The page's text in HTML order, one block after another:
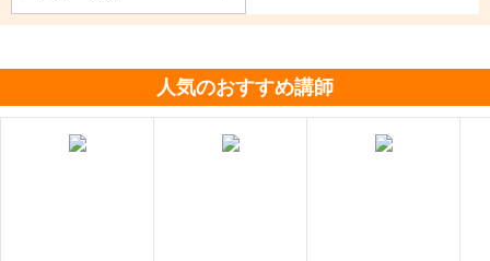
人気のおすすめ講師